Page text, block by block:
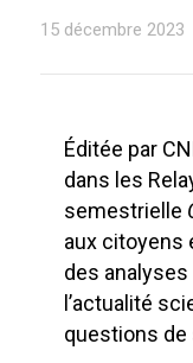
15 décembre 2023
Éditée par
dans les
semestrielle
aux citoyens
des
l’actualité
questions de